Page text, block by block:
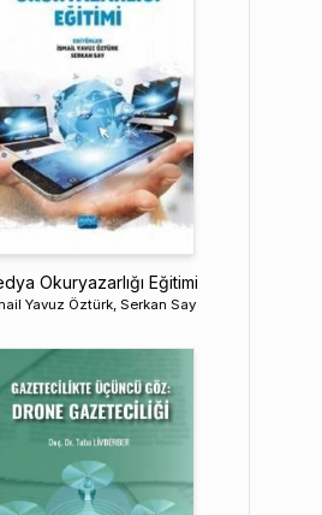
Okuryazarlığı Eğitimi
Yavuz Öztürk, Serkan Say